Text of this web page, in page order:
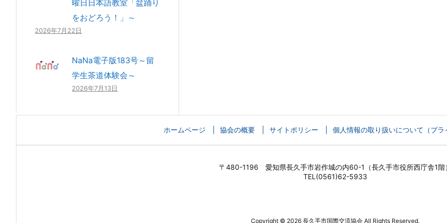
曜日日本語教室「盆踊り
をおどろう！」～
2026年7月22日
NaNa電子版183号～留
学生茶道体験会～
2026年7月13日
ホームページ 協会の概要 サイトポリシー 個人情報の取り扱いについて（プラ
〒480-1196 愛知県長久手市岩作城の内60-1（長久手市役所西庁舎1階）
TEL(0561)62-5933
Copyright © 2026 長久手市国際交流協会 All Rights Reserved.